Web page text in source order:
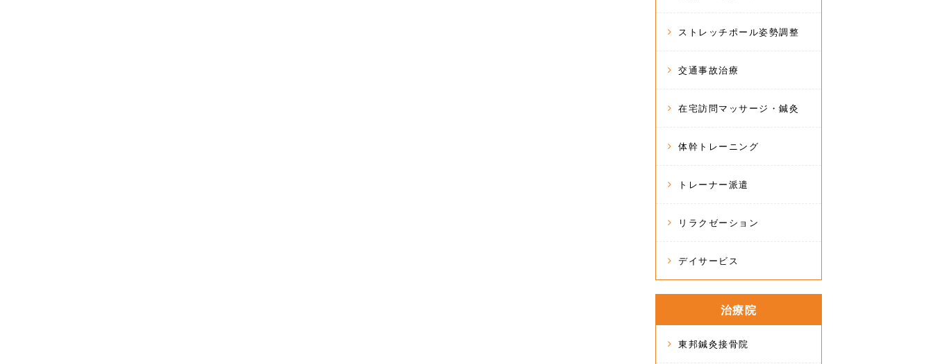
ストレッチポール姿勢調整
交通事故治療
在宅訪問マッサージ・鍼灸
体幹トレーニング
トレーナー派遣
リラクゼーション
デイサービス
治療院
東邦鍼灸接骨院